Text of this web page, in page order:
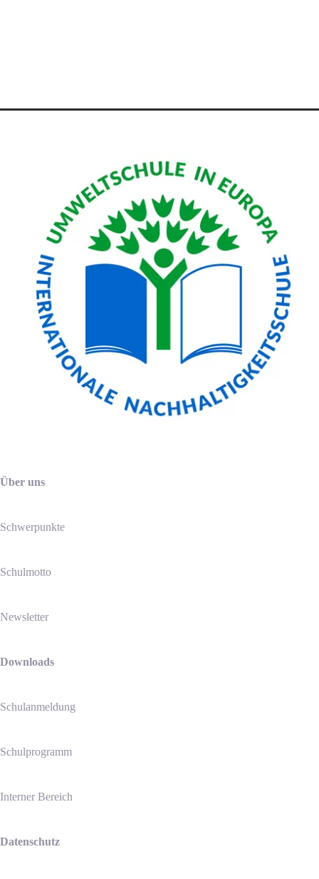
Über uns
Schwerpunkte
Schulmotto
Newsletter
Downloads
Schulanmeldung
Schulprogramm
Interner Bereich
Datenschutz